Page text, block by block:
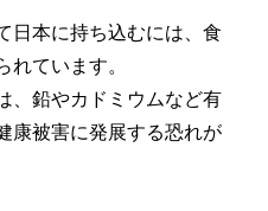
日本に持ち込むには、食
ています。
、鉛やカドミウムなど有
康被害に発展する恐れが